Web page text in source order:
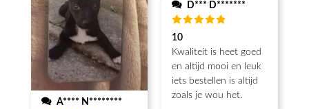
A**** N********
D*** D*******
Beoordeeld
5van de 5
10
Kwaliteit is heet goed
en altijd mooi en leuk
iets bestellen is altijd
zoals je wou het.